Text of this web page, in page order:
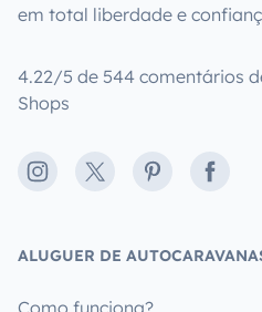
em total liberdade e
4.22/5 de 544 comentários
Shops
Instagram
X Pinterest
ALUGUER DE
Como funciona?